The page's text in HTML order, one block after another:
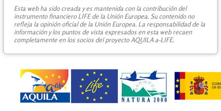
Esta web ha sido creada y es mantenida con la contribución del
instrumento financiero LIFE de la Unión Europea. Su contenido no
refleja la opinión oficial de la Unión Europea. La responsabilidad de la
información y los puntos de vista expresados en esta web recaen
completamente en los socios del proyecto AQUILA a-LIFE.